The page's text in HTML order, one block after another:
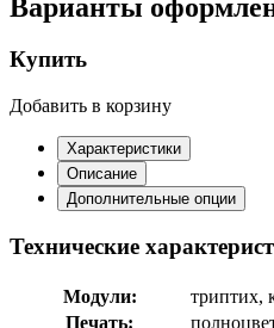
Варианты
Купить
Добавить в корзину
Характеристики
Описание
Дополнительные опции
Технические
Модули:
триптих,
Печать: